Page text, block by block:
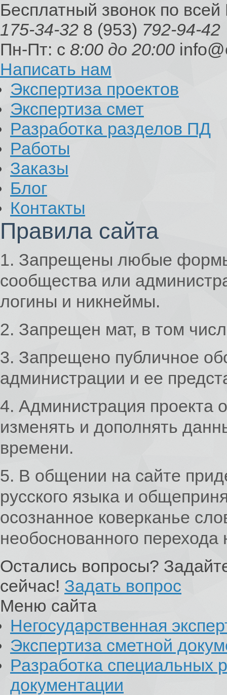
Бесплатный звонок по
175-34-32 8 (953) 792-94-42
Пн-Пт: с 8:00 до 20:00
Написать нам
Экспертиза проектов
Экспертиза смет
Разработка разделов ПД
Работы
Заказы
Блог
Контакты
Правила сайта
1. Запрещены любые формы
сообщества или
логины и никнеймы.
2. Запрещен мат, в том
3. Запрещено публичное
администрации и ее
4. Администрация проекта
изменять и дополнять
времени.
5. В общении на сайте
русского языка и
осознанное коверканье
необоснованного перехода
Остались вопросы?
сейчас! Задать вопрос
Меню сайта
Негосударственная
Экспертиза сметной
Разработка специальных
документации